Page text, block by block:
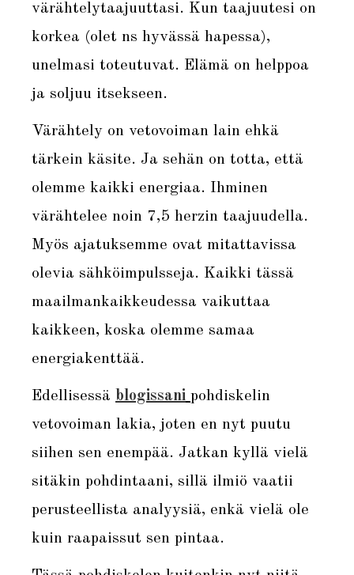
värähtelytaajuuttasi. Kun taajuutesi on
korkea (olet ns hyvässä hapessa),
unelmasi toteutuvat. Elämä on helppoa
ja soljuu itsekseen.
Värähtely on vetovoiman lain ehkä
tärkein käsite. Ja sehän on totta, että
olemme kaikki energiaa. Ihminen
värähtelee noin 7,5 herzin taajuudella.
Myös ajatuksemme ovat mitattavissa
olevia sähköimpulsseja. Kaikki tässä
maailmankaikkeudessa vaikuttaa
kaikkeen, koska olemme samaa
energiakenttää.
Edellisessä blogissani pohdiskelin
vetovoiman lakia, joten en nyt puutu
siihen sen enempää. Jatkan kyllä vielä
sitäkin pohdintaani, sillä ilmiö vaatii
perusteellista analyysiä, enkä vielä ole
kuin raapaissut sen pintaa.